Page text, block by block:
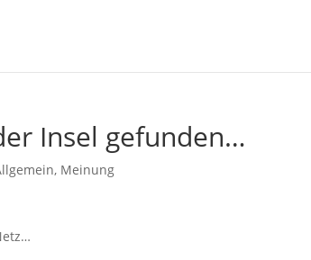
Insel gefunden…
, Meinung